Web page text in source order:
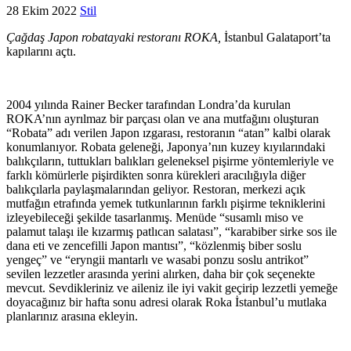
28 Ekim 2022 Stil
Çağdaş Japon robatayaki restoranı ROKA, İstanbul Galataport’ta
kapılarını açtı.
2004 yılında Rainer Becker tarafından Londra’da kurulan
ROKA’nın ayrılmaz bir parçası olan ve ana mutfağını oluşturan
“Robata” adı verilen Japon ızgarası, restoranın “atan” kalbi olarak
konumlanıyor. Robata geleneği, Japonya’nın kuzey kıyılarındaki
balıkçıların, tuttukları balıkları geleneksel pişirme yöntemleriyle ve
farklı kömürlerle pişirdikten sonra kürekleri aracılığıyla diğer
balıkçılarla paylaşmalarından geliyor. Restoran, merkezi açık
mutfağın etrafında yemek tutkunlarının farklı pişirme tekniklerini
izleyebileceği şekilde tasarlanmış. Menüde “susamlı miso ve
palamut talaşı ile kızarmış patlıcan salatası”, “karabiber sirke sos ile
dana eti ve zencefilli Japon mantısı”, “közlenmiş biber soslu
yengeç” ve “eryngii mantarlı ve wasabi ponzu soslu antrikot”
sevilen lezzetler arasında yerini alırken, daha bir çok seçenekte
mevcut. Sevdikleriniz ve aileniz ile iyi vakit geçirip lezzetli yemeğe
doyacağınız bir hafta sonu adresi olarak Roka İstanbul’u mutlaka
planlarınız arasına ekleyin.